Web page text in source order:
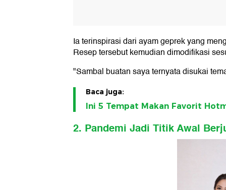
Ia terinspirasi dari ayam geprek yang
Resep tersebut kemudian dimodifikasi
"Sambal buatan saya ternyata disukai
Baca juga:
Ini 5 Tempat Makan Favorit
2. Pandemi Jadi Titik Awal